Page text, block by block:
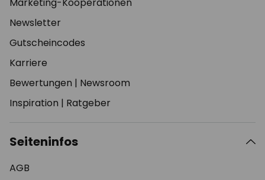
Marketing-Kooperationen
Newsletter
Gutscheincodes
Karriere
Bewertungen | Newsroom
Inspiration | Ratgeber
Seiteninfos
AGB